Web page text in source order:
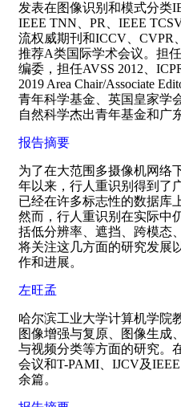
发表在图像识别和模式分类
IEEE TNN
PR IEEE
流权威期刊和ICCV CVPR
推荐A类国际学术会议。担任
编委，担任AVSS 2012
2019 Area Chair/Associate
青年科学基金、英国皇家学
自然科学杰出青年基金和广
报告摘要
为了在大范围多摄像机网络
年以来，行人重识别得到了
已经在许多标志性的数据库
然而，行人重识别在实际中
括低分辨率、遮挡、跨模态
将关注这几方面的研究发展
作和进展。
左旺孟
哈尔滨工业大学计算机学院
图像增强与复原、图像生成
与视频分类等方面的研究。
会议和T-PAMI IJCV及IEEE
余篇。